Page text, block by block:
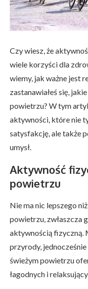
Czy wiesz, że
wiele korzyści dla
wiemy, jak ważne jest
zastanawiałeś się,
powietrzu? W tym
aktywności, które nie
satysfakcję, ale także
umysł.
Aktywność
powietrzu
Nie ma nic lepszego
powietrzu, zwłaszcza
aktywnością fizyczną.
przyrody, jednocześnie
świeżym powietrzu
łagodnych i